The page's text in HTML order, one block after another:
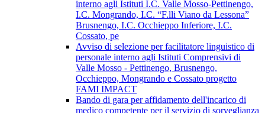
interno agli Istituti I.C. Valle Mosso-Pettinengo,
I.C. Mongrando, I.C. “F.lli Viano da Lessona”
Brusnengo, I.C. Occhieppo Inferiore, I.C.
Cossato, pe
Avviso di selezione per facilitatore linguistico di
personale interno agli Istituti Comprensivi di
Valle Mosso - Pettinengo, Brusnengo,
Occhieppo, Mongrando e Cossato progetto
FAMI IMPACT
Bando di gara per affidamento dell'incarico di
medico competente per il servizio di sorveglianza